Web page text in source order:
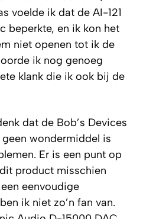
voelde ik dat de AI-121
beperkte, en ik kon het
niet openen tot ik de
ik nog genoeg
klank die ik ook bij de
dat de Bob’s Devices
wondermiddel is
Er is een punt op
product misschien
eenvoudige
ik niet zo’n fan van.